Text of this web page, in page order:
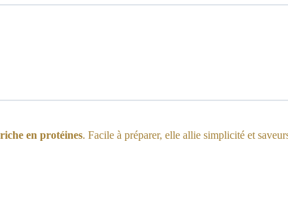
en protéines. Facile à préparer, elle allie simplicité et